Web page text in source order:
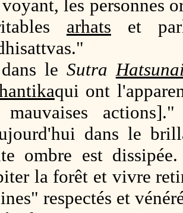
les personnes
arhats et
le Sutra
qui ont
mauvaises
dans le
ombre est
la forêt et vivre
respectés et